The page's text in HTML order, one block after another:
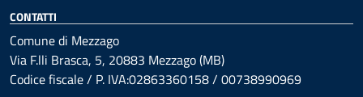
CONTATTI
Comune di Mezzago
Via F.lli Brasca, 5, 20883 Mezzago (MB)
Codice fiscale / P. IVA:02863360158 / 00738990969